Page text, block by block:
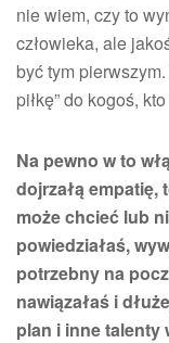
nie wiem, czy to
człowieka, ale
być tym
piłkę” do kogoś,
Na pewno w to
dojrzałą empatię,
może chcieć lub
powiedziałaś,
potrzebny na
nawiązałaś i
plan i inne talenty